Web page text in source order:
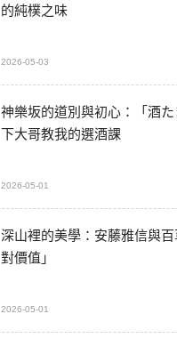
的純樸之味
2026-05-03
神樂坂的道別與初心：「酒
下大哥教我的選酒課
2026-05-01
深山裡的美學：安藤雅信與
對價值」
2026-05-01